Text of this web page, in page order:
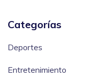
Categorías
Deportes
Entretenimiento